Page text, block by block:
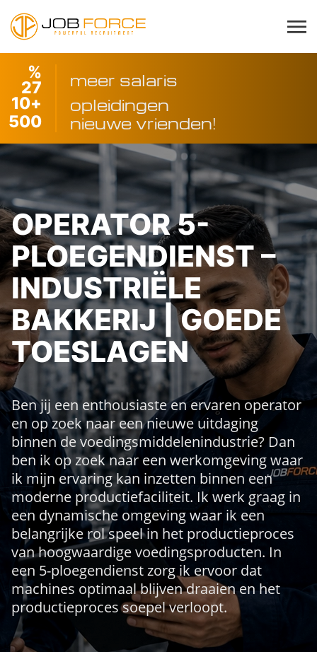
%
27
meer salaris
+
10
opleidingen
500
nieuwe vrienden!
OPERATOR 5-
PLOEGENDIENST –
INDUSTRIËLE
BAKKERIJ | GOEDE
TOESLAGEN
Ben jij een enthousiaste en ervaren operator
en op zoek naar een nieuwe uitdaging
binnen de voedingsmiddelenindustrie? Dan
ben ik op zoek naar een werkomgeving waar
ik mijn ervaring kan inzetten binnen een
moderne productiefaciliteit. Ik werk graag in
een dynamische omgeving waar ik een
belangrijke rol speel in het productieproces
van hoogwaardige voedingsproducten. In
een 5-ploegendienst zorg ik ervoor dat
machines optimaal blijven draaien en het
productieproces soepel verloopt.